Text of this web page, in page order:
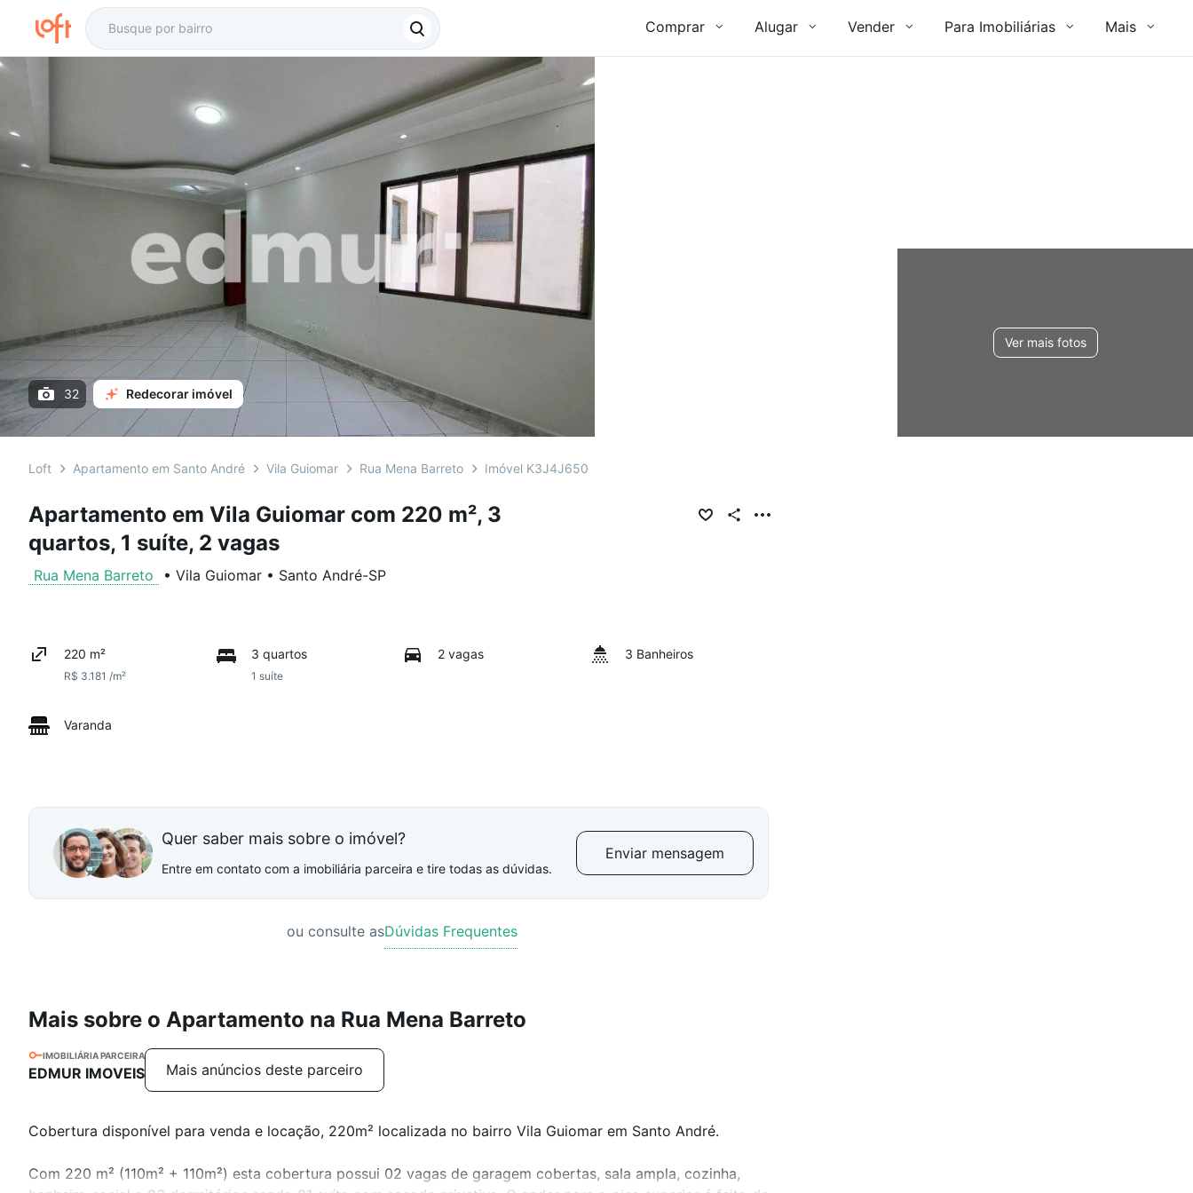
Comprar Alugar Vender Para Imobiliárias Mais
Ver mais fotos
32 Redecorar imóvel
Loft Apartamento em Santo André Vila Guiomar Rua Mena Barreto Imóvel K3J4J650
Apartamento em Vila Guiomar com 220 m², 3
quartos, 1 suíte, 2 vagas
Rua Mena Barreto • Vila Guiomar • Santo André-SP
220 m²
R$ 3.181 /m²
3 quartos
1 suíte
2 vagas 3 Banheiros
Varanda
Quer saber mais sobre o imóvel?
Entre em contato com a imobiliária parceira e tire todas as dúvidas.
Enviar mensagem
ou consulte asDúvidas Frequentes
Mais sobre o Apartamento na Rua Mena Barreto
IMOBILIÁRIA PARCEIRA
EDMUR IMOVEIS Mais anúncios deste parceiro
Cobertura disponível para venda e locação, 220m² localizada no bairro Vila Guiomar em Santo André.
Com 220 m² (110m² + 110m²) esta cobertura possui 02 vagas de garagem cobertas, sala ampla, cozinha,